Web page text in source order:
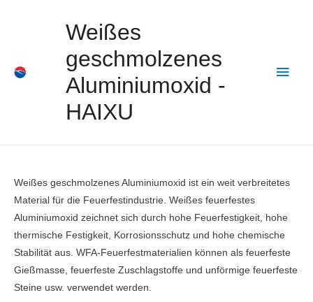
Weißes
geschmolzenes
Aluminiumoxid -
HAIXU
Weißes geschmolzenes Aluminiumoxid ist ein weit verbreitetes
Material für die Feuerfestindustrie. Weißes feuerfestes
Aluminiumoxid zeichnet sich durch hohe Feuerfestigkeit, hohe
thermische Festigkeit, Korrosionsschutz und hohe chemische
Stabilität aus. WFA-Feuerfestmaterialien können als feuerfeste
Gießmasse, feuerfeste Zuschlagstoffe und unförmige feuerfeste
Steine ​​usw. verwendet werden.